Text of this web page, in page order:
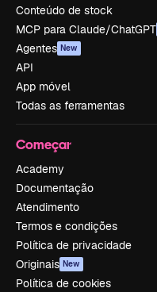
Conteúdo de stock
MCP para Claude/ChatGPT
Agentes New
API
App móvel
Todas as ferramentas
Começar
Academy
Documentação
Atendimento
Termos e condições
Política de privacidade
Originais New
Política de cookies